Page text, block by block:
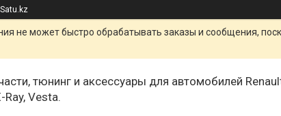
не может быстро обрабатывать заказы и сообщения,
тюнинг и аксессуары для автомобилей
Ray, Vesta.